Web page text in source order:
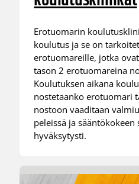
Erotuomarin
koulutus ja se on
erotuomareille, jotka
tason 2 erotuomareina
Koulutuksen aikana
nostetaanko erotuomari
nostoon vaaditaan
peleissä ja
hyväksytysti.